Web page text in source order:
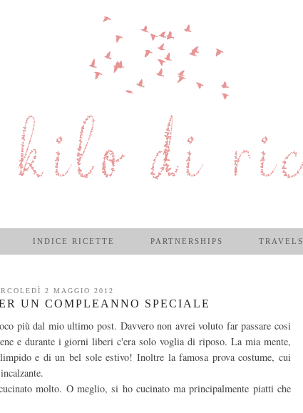
INDICE RICETTE PARTNERSHIPS TRAVELS
2 MAGGIO 2012
UN COMPLEANNO SPECIALE
più dal mio ultimo post. Davvero non avrei voluto far passare cosi
e durante i giorni liberi c'era solo voglia di riposo. La mia mente,
e di un bel sole estivo! Inoltre la famosa prova costume, cui
molto. O meglio, si ho cucinato ma principalmente piatti che